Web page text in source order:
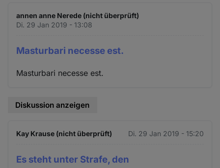
annen anne Nerede (nicht überprüft)
Di. 29 Jan 2019 - 13:08
Masturbari necesse est.
Masturbari necesse est.
Diskussion anzeigen
Kay Krause (nicht überprüft) Di. 29 Jan 2019 - 15:20
Es steht unter Strafe, den